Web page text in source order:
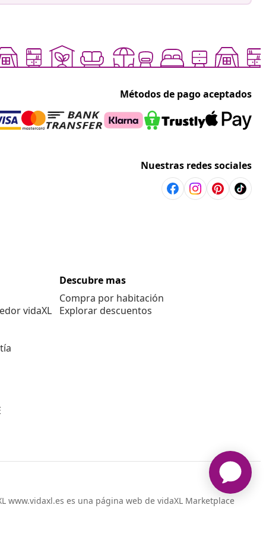
Métodos de pago aceptados
Nuestras redes sociales
vidaXL
Descubre mas
Compra por habitación
Explorar descuentos
www.vidaxl.es es una página web de vidaXL Marketplace